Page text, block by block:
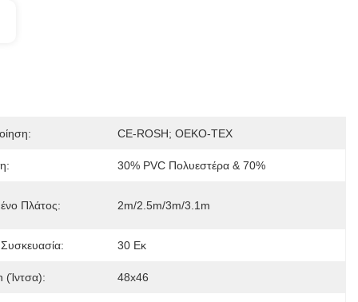
CE-ROSH; OEKO-TEX
30% PVC Πολυεστέρα & 70%
Πλάτος: 2m/2.5m/3m/3.1m
30 Εκ
(ίντσα): 48x46